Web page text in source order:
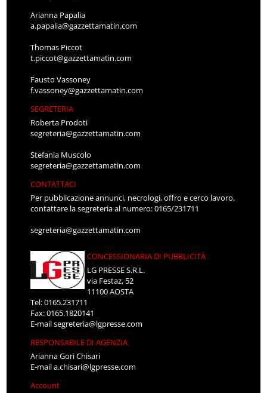
Arianna Papalia
a.papalia@gazzettamatin.com
Thomas Piccot
t.piccot@gazzettamatin.com
Fausto Vassoney
f.vassoney@gazzettamatin.com
SEGRETERIA
Roberta Prodoti
segreteria@gazzettamatin.com
Stefania Muscolo
segreteria@gazzettamatin.com
CONTATTACI
Per pubblicazione annunci, necrologi, offro e cerco lavoro,
contattare la segreteria al numero: 0165/231711
segreteria@gazzettamatin.com
CONCESSIONARIA DI PUBBLICITÀ
LG PRESSE S.R.L.
via Festaz, 52
11100 AOSTA
Tel: 0165.231711
Fax: 0165.1820141
E-mailsegreteria@lgpresse.com
RESPONSABILE DI AGENZIA
Arianna Gori Chisari
E-maila.chisari@lgpresse.com
Account